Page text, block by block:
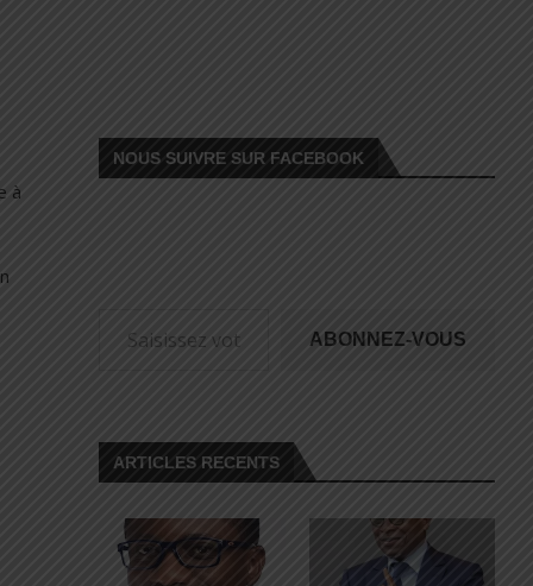
à
NOUS SUIVRE SUR FACEBOOK
ABONNEZ-VOUS
ARTICLES RECENTS